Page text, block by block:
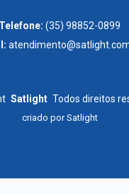
Telefone: (35) 98852-0899
Satlight Todos direitos
criado porSatlight